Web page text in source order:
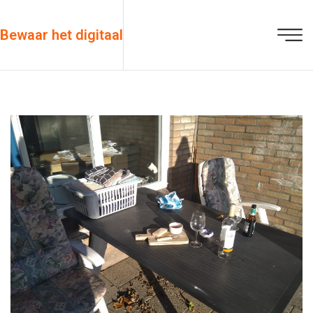
Bewaar het digitaal